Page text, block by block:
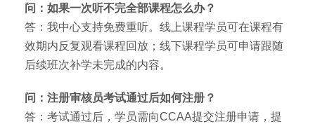
问：如果一次听不完全部课程怎么办？
答：我中心支持免费重听。线上课程学员可在课程有
效期内反复观看课程回放；线下课程学员可申请跟随
后续班次补学未完成的内容。
问：注册审核员考试通过后如何注册？
答：考试通过后，学员需向CCAA提交注册申请，提